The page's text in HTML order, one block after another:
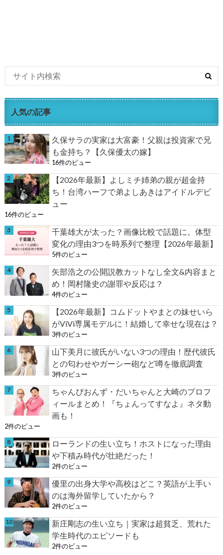
人気の記事
久保サラの実家は大富豪！父親は投資家で兄
も金持ち？【久保優太の嫁】
16件のビュー
【2026年最新】よしミチ姉弟の親が超金持
ち！台湾ハーフで弟よしあきはアイドルデビ
ュー
16件のビュー
千葉雄大が太った？画像比較で話題に。体型
変化の理由3つを時系列で整理【2026年最新】
5件のビュー
矢部浩之の公開説教カットなし全文&内容まと
め！岡村隆史の謝罪や反応は？
4件のビュー
【2026年最新】コムドットやまとの妹せいら
がViVi専属モデルに！結婚して幸せな現在は？
3件のビュー
山下美月に彼氏がいない3つの理由！歴代彼氏
との匂わせやガーシー砲など噂を徹底調査
3件のビュー
ちゃんぴおんず・だいちゃんと大崎のプロフ
ィールまとめ！『ちょんってすなよ』ネタ動
画も！
2件のビュー
ローランドの生い立ち！ホストになった理由
や下積み時代が壮絶だった！
2件のビュー
優里の出身大学や高校はどこ？英語が上手い
のは海外留学していたから？
2件のビュー
新庄剛志の生い立ち｜実家は超貧乏、荒れた
学生時代のエピソードも
2件のビュー